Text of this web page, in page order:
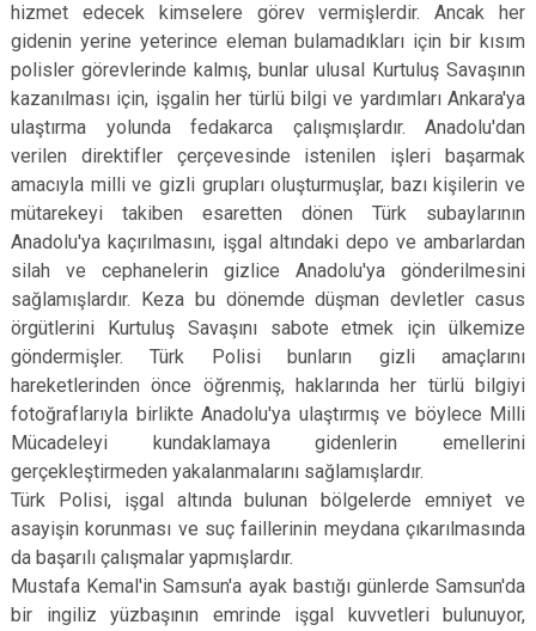
hizmet edecek kimselere görev vermişlerdir. Ancak her
gidenin yerine yeterince eleman bulamadıkları için bir kısım
polisler görevlerinde kalmış, bunlar ulusal Kurtuluş Savaşının
kazanılması için, işgalin her türlü bilgi ve yardımları Ankara'ya
ulaştırma yolunda fedakarca çalışmışlardır. Anadolu'dan
verilen direktifler çerçevesinde istenilen işleri başarmak
amacıyla milli ve gizli grupları oluşturmuşlar, bazı kişilerin ve
mütarekeyi takiben esaretten dönen Türk subaylarının
Anadolu'ya kaçırılmasını, işgal altındaki depo ve ambarlardan
silah ve cephanelerin gizlice Anadolu'ya gönderilmesini
sağlamışlardır. Keza bu dönemde düşman devletler casus
örgütlerini Kurtuluş Savaşını sabote etmek için ülkemize
göndermişler. Türk Polisi bunların gizli amaçlarını
hareketlerinden önce öğrenmiş, haklarında her türlü bilgiyi
fotoğraflarıyla birlikte Anadolu'ya ulaştırmış ve böylece Milli
Mücadeleyi kundaklamaya gidenlerin emellerini
gerçekleştirmeden yakalanmalarını sağlamışlardır.
Türk Polisi, işgal altında bulunan bölgelerde emniyet ve
asayişin korunması ve suç faillerinin meydana çıkarılmasında
da başarılı çalışmalar yapmışlardır.
Mustafa Kemal'in Samsun'a ayak bastığı günlerde Samsun'da
bir ingiliz yüzbaşının emrinde işgal kuvvetleri bulunuyor,